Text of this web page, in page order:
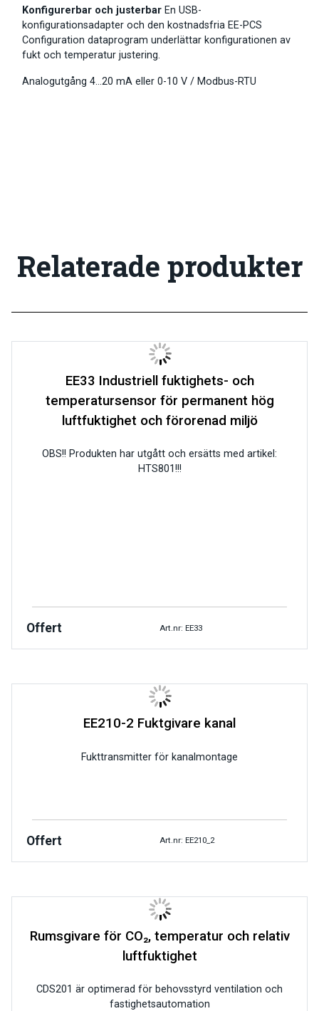
Konfigurerbar och justerbar En USB-
konfigurationsadapter och den kostnadsfria EE-PCS
Configuration dataprogram underlättar konfigurationen av
fukt och temperatur justering.
Analogutgång 4…20 mA eller 0-10 V / Modbus-RTU
Relaterade produkter
EE33 Industriell fuktighets- och
temperatursensor för permanent hög
luftfuktighet och förorenad miljö
OBS!! Produkten har utgått och ersätts med artikel:
HTS801!!!
Offert Art.nr: EE33
EE210-2 Fuktgivare kanal
Fukttransmitter för kanalmontage
Offert Art.nr: EE210_2
Rumsgivare för CO₂, temperatur och relativ
luftfuktighet
CDS201 är optimerad för behovsstyrd ventilation och
fastighetsautomation